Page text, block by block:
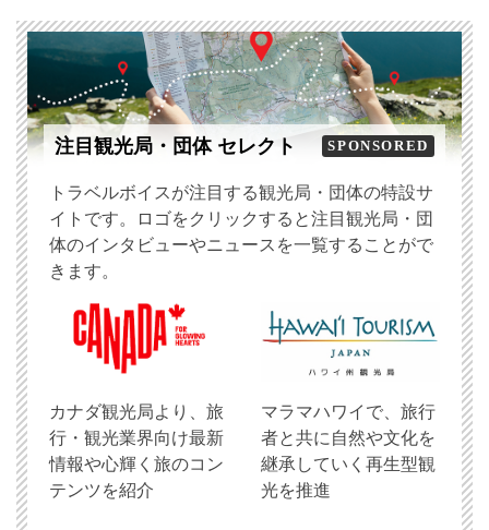
注目観光局・団体 セレクト SPONSORED
トラベルボイスが注目する観光局・団体の特設サ
イトです。ロゴをクリックすると注目観光局・団
体のインタビューやニュースを一覧することがで
きます。
​カナダ観光局より、旅
行・観光業界向け最新
情報や心輝く旅のコン
テンツを紹介
マラマハワイで、旅行
者と共に自然や文化を
継承していく再生型観
光を推進